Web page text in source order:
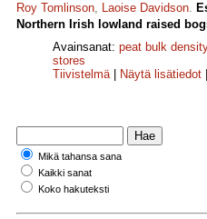
Roy Tomlinson, Laoise Davidson.
Northern Irish lowland raised
Avainsanat: peat bulk
stores
Tiivistelmä| Näytä lisätiedot
Mikä tahansa sana
Kaikki sanat
Koko hakuteksti